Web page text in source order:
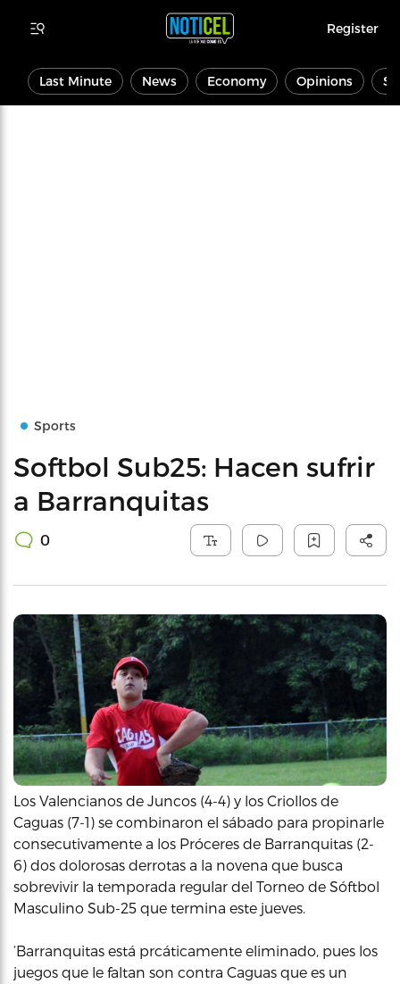
Register
Last Minute News Economy Opinions
Sports
Softbol Sub25: Hacen sufrir
a Barranquitas
0
Los Valencianos de Juncos (4-4) y los Criollos de
Caguas (7-1) se combinaron el sábado para propinarle
consecutivamente a los Próceres de Barranquitas (2-
6) dos dolorosas derrotas a la novena que busca
sobrevivir la temporada regular del Torneo de Sóftbol
Masculino Sub-25 que termina este jueves.
‘Barranquitas está prcáticamente eliminado, pues los
juegos que le faltan son contra Caguas que es un